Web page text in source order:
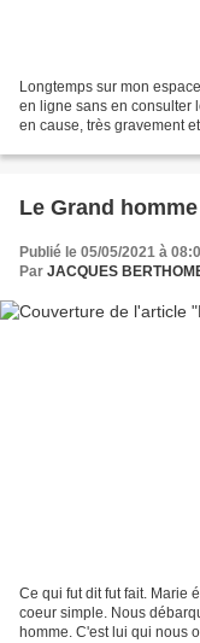
Longtemps sur mon
en ligne sans en consulter
en cause, très gravement
Le Grand homme
Publié le 05/05/2021 à
Par JACQUES
Ce qui fut dit fut fait. Marie
coeur simple. Nous
homme. C'est lui qui nous